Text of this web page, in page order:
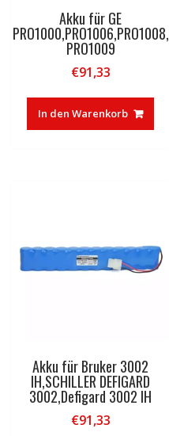
Akku für GE
PRO1000,PRO1006,PRO1008,
PRO1009
€91,33
In den Warenkorb
Akku für Bruker 3002
IH,SCHILLER DEFIGARD
3002,Defigard 3002 IH
€91,33